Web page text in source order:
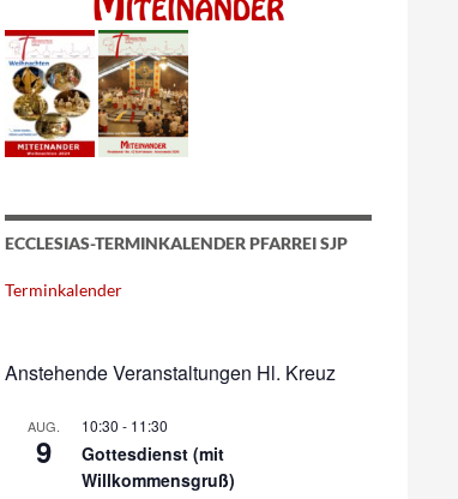
ECCLESIAS-TERMINKALENDER PFARREI SJP
Terminkalender
Anstehende Veranstaltungen Hl. Kreuz
AUG.
9
10:30 - 11:30
Gottesdienst (mit
Willkommensgruß)